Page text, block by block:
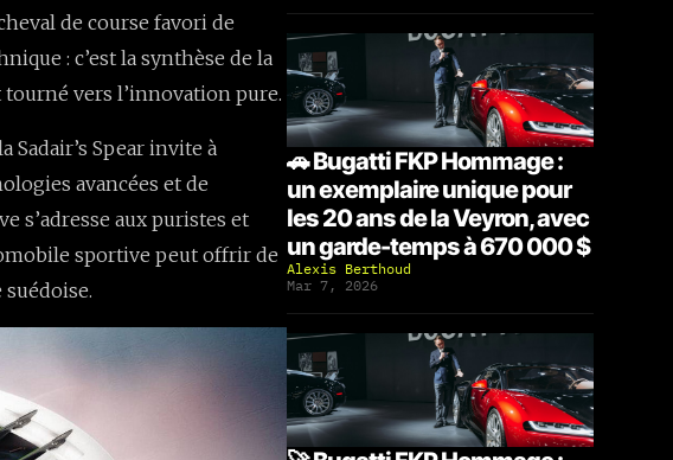
de course favori de
: c’est la synthèse de la
vers l’innovation pure.
Sadair’s Spear invite à
avancées et de
s’adresse aux puristes et
sportive peut offrir de
🚗 Bugatti FKP Hommage :
un exemplaire unique pour
les 20 ans de la Veyron, avec
un garde-temps à 670 000 $
Alexis Berthoud
Mar 7, 2026